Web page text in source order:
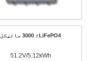
LiFePO4؛ 3000 سائیکل
51.2V/5.12kWh